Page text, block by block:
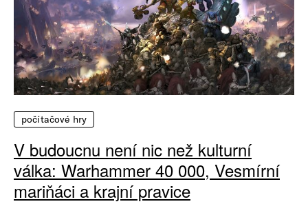
počítačové hry
V budoucnu není nic než kulturní
válka: Warhammer 40 000, Vesmírní
mariňáci a krajní pravice